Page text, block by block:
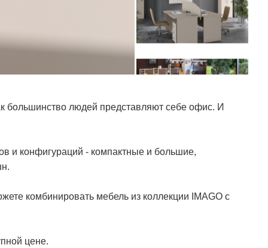
большинство людей представляют себе офис. И
и конфигураций - компактные и большие,
комбинировать мебель из коллекции IMAGO с
цене.